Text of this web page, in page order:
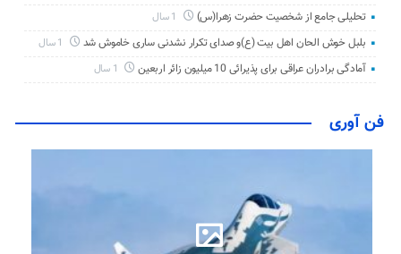
تحلیلی جامع از شخصیت حضرت زهرا(س)
بلبل خوش الحان اهل بیت (ع)و صدای تکرار نشدنی ساری خاموش شد
آمادگی برادران عراقی برای پذیرائی 10 میلیون زائر اربعین
فن آوری